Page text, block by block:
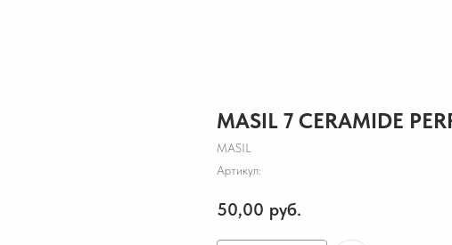
MASIL 7 CERAMIDE
MASIL
Артикул:
50,00 руб.